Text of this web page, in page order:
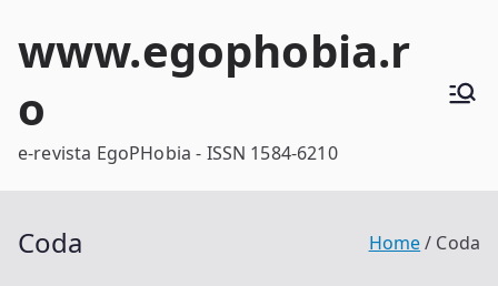
www.egophobia.r
o
e-revista EgoPHobia - ISSN 1584-6210
Coda Home Coda